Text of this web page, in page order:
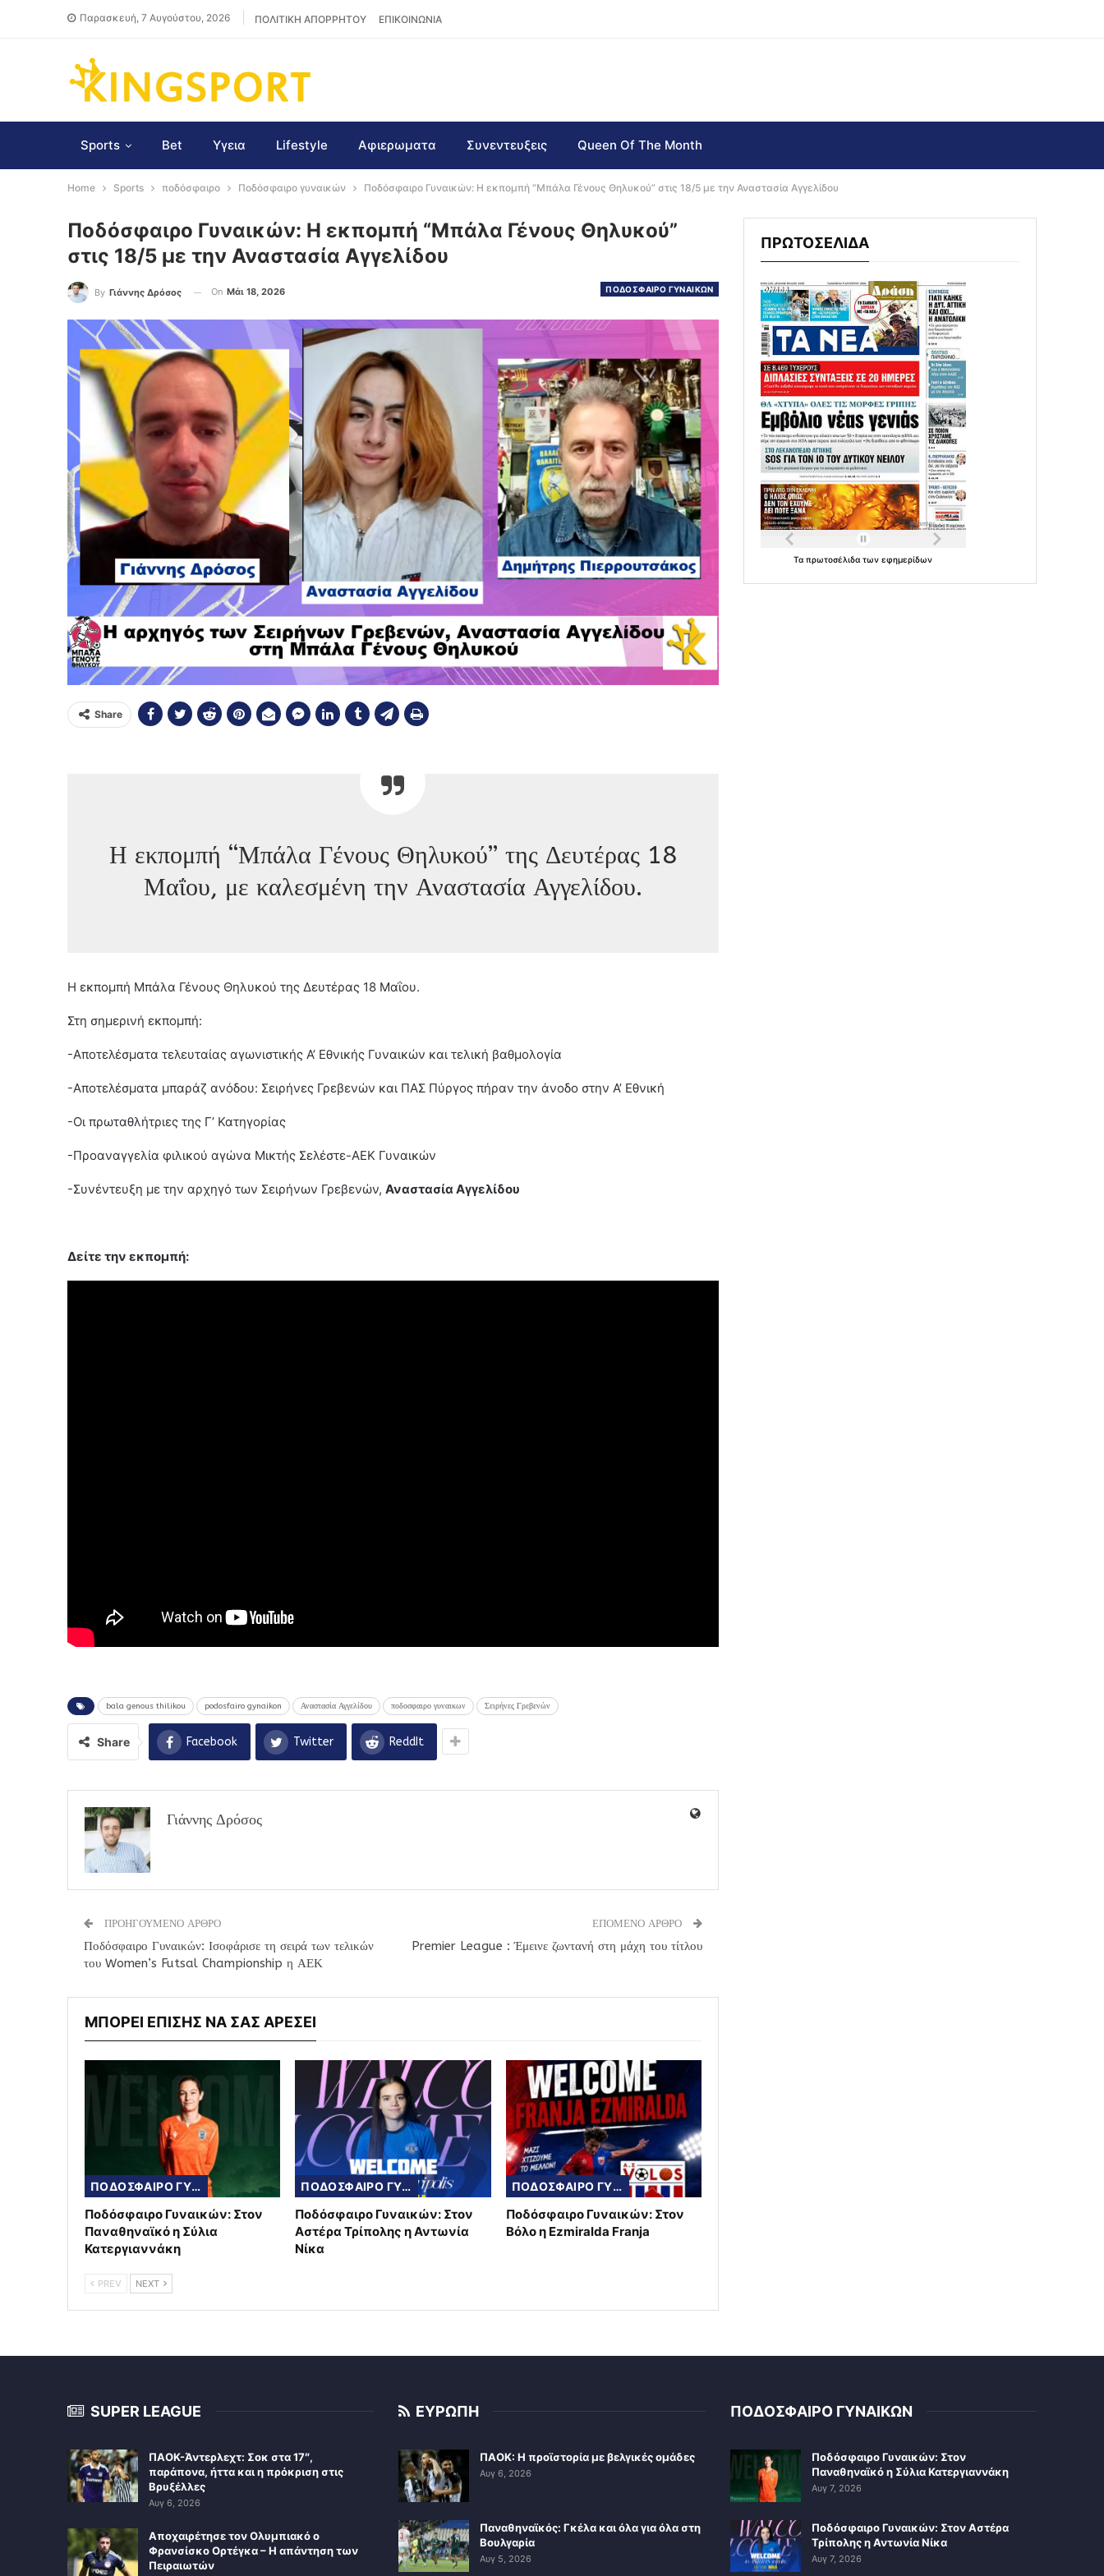
Παρασκευή, 7 Αυγούστου, 2026 ΠΟΛΙΤΙΚΗ ΑΠΟΡΡΗΤΟΥ ΕΠΙΚΟΙΝΩΝΙΑ
Sports Bet Υγεια Lifestyle Αφιερωματα Συνεντευξεις Queen Of The Month
Home Sports ποδόσφαιρο Ποδόσφαιρο γυναικών Ποδόσφαιρο Γυναικών: Η εκπομπή “Μπάλα Γένους Θηλυκού” στις 18/5 με την Αναστασία Αγγελίδου
Ποδόσφαιρο Γυναικών: Η εκπομπή “Μπάλα Γένους Θηλυκού”
στις 18/5 με την Αναστασία Αγγελίδου
ΠΟΔΟΣΦΑΙΡΟ ΓΥΝΑΙΚΩΝ
By Γιάννης Δρόσος On Μάι 18, 2026
Share
Η εκπομπή “Μπάλα Γένους Θηλυκού” της Δευτέρας 18
Μαΐου, με καλεσμένη την Αναστασία Αγγελίδου.
Η εκπομπή Μπάλα Γένους Θηλυκού της Δευτέρας 18 Μαΐου.
Στη σημερινή εκπομπή:
-Αποτελέσματα τελευταίας αγωνιστικής Α’ Εθνικής Γυναικών και τελική βαθμολογία
-Αποτελέσματα μπαράζ ανόδου: Σειρήνες Γρεβενών και ΠΑΣ Πύργος πήραν την άνοδο στην Α’ Εθνική
-Οι πρωταθλήτριες της Γ’ Κατηγορίας
-Προαναγγελία φιλικού αγώνα Μικτής Σελέστε-ΑΕΚ Γυναικών
-Συνέντευξη με την αρχηγό των Σειρήνων Γρεβενών, Αναστασία Αγγελίδου
Δείτε την εκπομπή:
bala genous thilikou podosfairo gynaikon Αναστασία Αγγελίδου ποδοσφαιρο γυναικων Σειρήνες Γρεβενών
Share Facebook Twitter ReddIt
Γιάννης Δρόσος
ΠΡΟΗΓΟΥΜΕΝΟ ΑΡΘΡΟ
Ποδόσφαιρο Γυναικών: Ισοφάρισε τη σειρά των τελικών
του Women’s Futsal Championship η ΑΕΚ
ΕΠΟΜΕΝΟ ΑΡΘΡΟ
Premier League : Έμεινε ζωντανή στη μάχη του τίτλου
ΜΠΟΡΕΙ ΕΠΙΣΗΣ ΝΑ ΣΑΣ ΑΡΕΣΕΙ
ΠΟΔΟΣΦΑΙΡΟ ΓΥΝΑΙΚΩΝ
Ποδόσφαιρο Γυναικών: Στον
Παναθηναϊκό η Σύλια
Κατεργιαννάκη
ΠΟΔΟΣΦΑΙΡΟ ΓΥΝΑΙΚΩΝ
Ποδόσφαιρο Γυναικών: Στον
Αστέρα Τρίπολης η Αντωνία
Νίκα
ΠΟΔΟΣΦΑΙΡΟ ΓΥΝΑΙΚΩΝ
Ποδόσφαιρο Γυναικών: Στον
Βόλο η Ezmiralda Franja
PREV NEXT
ΠΡΩΤΟΣΕΛΙΔΑ
Ταπρωτοσέλιδατωνεφημερίδων
SUPER LEAGUE
ΠΑΟΚ-Άντερλεχτ: Σοκ στα 17″,
παράπονα, ήττα και η πρόκριση στις
Βρυξέλλες
Αυγ 6, 2026
Αποχαιρέτησε τον Ολυμπιακό ο
Φρανσίσκο Ορτέγκα – Η απάντηση των
Πειραιωτών
ΕΥΡΩΠΗ
ΠΑΟΚ: Η προϊστορία με βελγικές ομάδες
Αυγ 6, 2026
Παναθηναϊκός: Γκέλα και όλα για όλα στη
Βουλγαρία
Αυγ 5, 2026
ΠΟΔΟΣΦΑΙΡΟ ΓΥΝΑΙΚΩΝ
Ποδόσφαιρο Γυναικών: Στον
Παναθηναϊκό η Σύλια Κατεργιαννάκη
Αυγ 7, 2026
Ποδόσφαιρο Γυναικών: Στον Αστέρα
Τρίπολης η Αντωνία Νίκα
Αυγ 7, 2026